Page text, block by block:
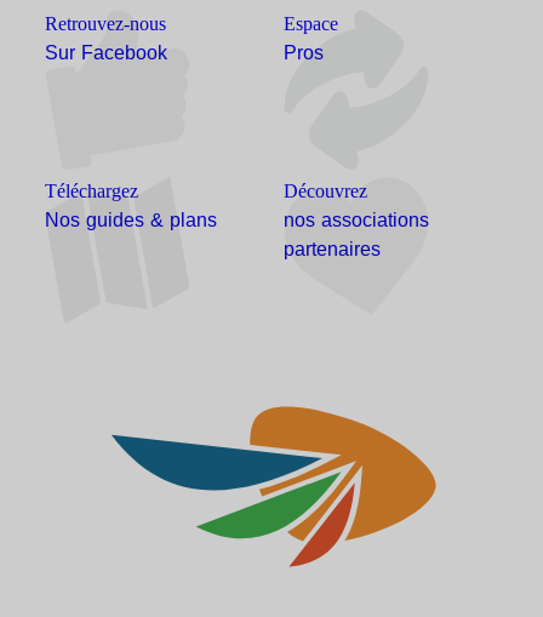
Retrouvez-nous
Sur Facebook
Espace
Pros
Téléchargez
Nos guides & plans
Découvrez
nos associations
partenaires